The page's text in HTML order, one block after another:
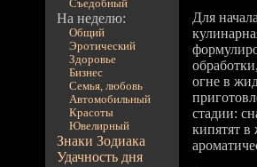
Съедобный
На неделю:
Общий
Эротический
Здоровье
Бизнес
Семья, любовь
Автомобильный
Красоты
Ювелирный
Знаки Зодиака
Удачность дня
Для
огне в
стадии:
кипятят в